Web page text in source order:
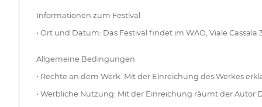
Informationen zum Festival
• Ort und Datum: Das Festival findet im WAO, Viale Cassala
Allgemeine Bedingungen
• Rechte an dem Werk: Mit der Einreichung des Werkes
• Werbliche Nutzung: Mit der Einreichung räumt der Autor